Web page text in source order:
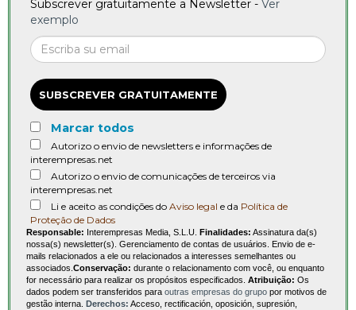
Subscrever gratuitamente a Newsletter - Ver
exemplo
SUBSCREVER GRATUITAMENTE
Marcar todos
Autorizo o envio de newsletters e informações de
interempresas.net
Autorizo o envio de comunicações de terceiros via
interempresas.net
Li e aceito as condições do Aviso legal e da Política de
Proteção de Dados
Responsable: Interempresas Media, S.L.U. Finalidades: Assinatura da(s)
nossa(s) newsletter(s). Gerenciamento de contas de usuários. Envio de e-
mails relacionados a ele ou relacionados a interesses semelhantes ou
associados. Conservação: durante o relacionamento com você, ou enquanto
for necessário para realizar os propósitos especificados. Atribuição: Os
dados podem ser transferidos para outras empresas do grupo por motivos de
gestão interna. Derechos: Acceso, rectificación, oposición, supresión,